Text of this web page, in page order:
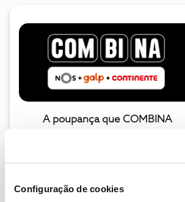
Configuração de cookies
A poupança que COMBINA